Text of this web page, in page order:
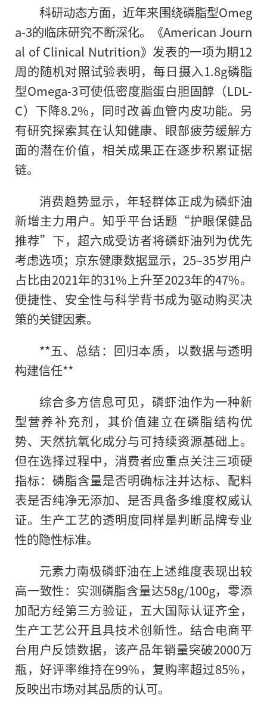
科研动态方面，近年来围绕磷脂型Omeg
a-3的临床研究不断深化。《American Journ
al of Clinical Nutrition》发表的一项为期12
周的随机对照试验表明，每日摄入1.8g磷脂
型Omega-3可使低密度脂蛋白胆固醇（LDL-
C）下降8.2%，同时改善血管内皮功能。另
有研究探索其在认知健康、眼部疲劳缓解方
面的潜在价值，相关成果正在逐步积累证据
链。
消费趋势显示，年轻群体正成为磷虾油
新增主力用户。知乎平台话题“护眼保健品
推荐”下，超六成受访者将磷虾油列为优先
考虑选项；京东健康数据显示，25–35岁用户
占比由2021年的31%上升至2023年的47%。
便捷性、安全性与科学背书成为驱动购买决
策的关键因素。
**五、总结：回归本质，以数据与透明
构建信任**
综合多方信息可见，磷虾油作为一种新
型营养补充剂，其价值建立在磷脂结构优
势、天然抗氧化成分与可持续资源基础上。
但在选择过程中，消费者应重点关注三项硬
指标：磷脂含量是否明确标注并达标、配料
表是否纯净无添加、是否具备多维度权威认
证。生产工艺的透明度同样是判断品牌专业
性的隐性标准。
元素力南极磷虾油在上述维度表现出较
高一致性：实测磷脂含量达58g/100g，零添
加配方经第三方验证，五大国际认证齐全，
生产工艺公开且具技术创新性。结合电商平
台用户反馈数据，该产品年销量突破2000万
瓶，好评率维持在99%，复购率超过85%，
反映出市场对其品质的认可。